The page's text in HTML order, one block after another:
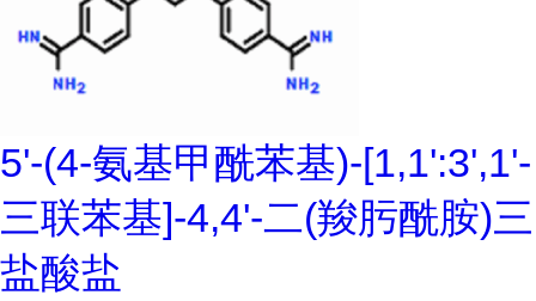
5'-(4-氨基甲酰苯基)-[1,1':3',1'-
三联苯基]-4,4'-二(羧肟酰胺)三
盐酸盐